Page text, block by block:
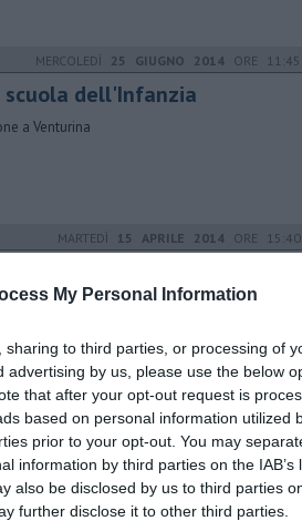
My Personal Information
to third parties, or processing of
advertising by us, please use the below
that after your opt-out request is
based on personal information utilized
prior to your opt-out. You may
information by third parties on the IAB’s
also be disclosed by us to third parties
further disclose it to other third parties.
MERCOLEDÌ 25 GIUGNO 2014 ORE 11:45
scuola dell'Infanzia
a Venturina
MARTEDÌ 15 APRILE 2014 ORE 15:40
dal "pollice verde"
MARTEDÌ01 APRILE 2014ORE 14:20
pigotte per 82 nuovi nati
i bambini del terzo mondo